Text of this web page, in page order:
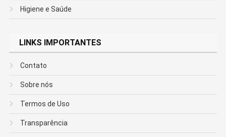
Higiene e Saúde
LINKS IMPORTANTES
Contato
Sobre nós
Termos de Uso
Transparência